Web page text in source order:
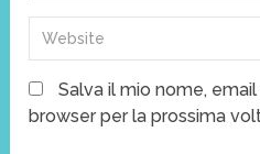
Salva il mio nome,
browser per la prossima